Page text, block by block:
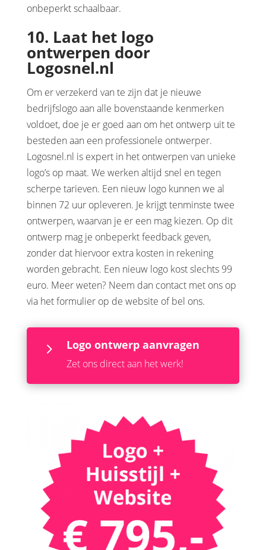
onbeperkt schaalbaar.
10. Laat het logo
ontwerpen door
Logosnel.nl
Om er verzekerd van te zijn dat je nieuwe
bedrijfslogo aan alle bovenstaande kenmerken
voldoet, doe je er goed aan om het ontwerp uit te
besteden aan een professionele ontwerper.
Logosnel.nl is expert in het ontwerpen van unieke
logo’s op maat. We werken altijd snel en tegen
scherpe tarieven. Een nieuw logo kunnen we al
binnen 72 uur opleveren. Je krijgt tenminste twee
ontwerpen, waarvan je er een mag kiezen. Op dit
ontwerp mag je onbeperkt feedback geven,
zonder dat hiervoor extra kosten in rekening
worden gebracht. Een nieuw logo kost slechts 99
euro. Meer weten? Neem dan contact met ons op
via het formulier op de website of bel ons.
5 Logo ontwerp aanvragen
Zet ons direct aan het werk!